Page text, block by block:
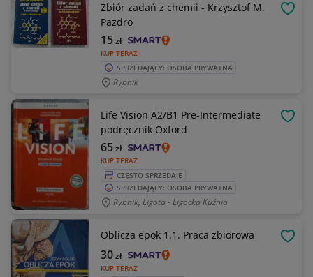
Zbiór zadań z chemii - Krzysztof M.
Pazdro
KUP TERAZ
15zł
SPRZEDAJĄCY: OSOBA PRYWATNA
Rybnik
Life Vision A2/B1 Pre-Intermediate
podręcznik Oxford
KUP TERAZ
65zł
CZĘSTO SPRZEDAJE
SPRZEDAJĄCY: OSOBA PRYWATNA
Rybnik, Ligota - Ligocka Kuźnia
Oblicza epok 1.1. Praca zbiorowa
KUP TERAZ
30zł